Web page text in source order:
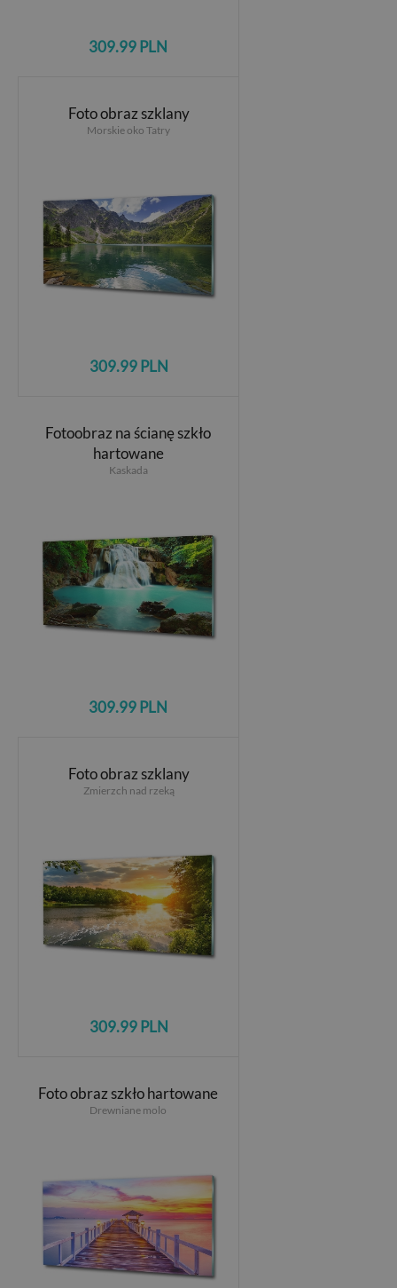
309.99 PLN
Foto obraz szklany
Morskie oko Tatry
309.99 PLN
Fotoobraz na ścianę szkło
hartowane
Kaskada
309.99 PLN
Foto obraz szklany
Zmierzch nad rzeką
309.99 PLN
Foto obraz szkło hartowane
Drewniane molo